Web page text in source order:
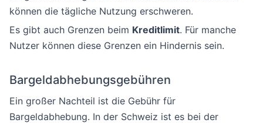
können die tägliche Nutzung erschweren.
Es gibt auch Grenzen beim Kreditlimit. Für manche
Nutzer können diese Grenzen ein Hindernis sein.
Bargeldabhebungsgebühren
Ein großer Nachteil ist die Gebühr für
Bargeldabhebung. In der Schweiz ist es bei der